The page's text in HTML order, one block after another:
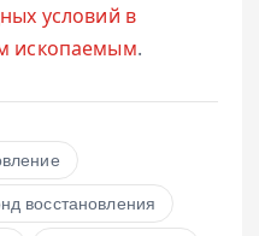
условий в
ископаемым.
восстановления